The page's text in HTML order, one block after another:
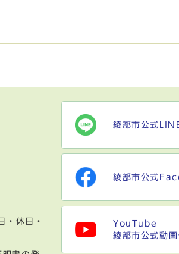
休日・
綾部市公式
綾部市公式
YouTube
綾部市公式動